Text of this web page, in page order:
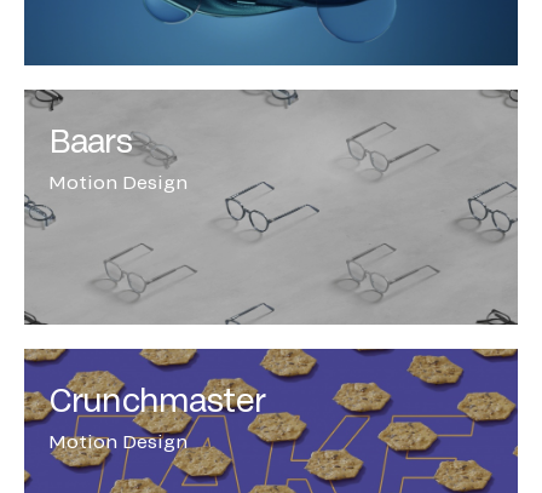
Baars
Motion Design
Crunchmaster
Motion Design